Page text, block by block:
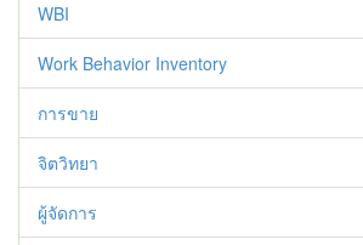
WBI
Work Behavior Inventory
การขาย
จิตวิทยา
ผู้จัดการ